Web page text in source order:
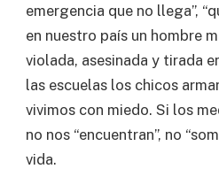
emergencia que no llega”,
en nuestro país un hombre
violada, asesinada y tirada
las escuelas los chicos
vivimos con miedo. Si los
no nos “encuentran”, no
vida.